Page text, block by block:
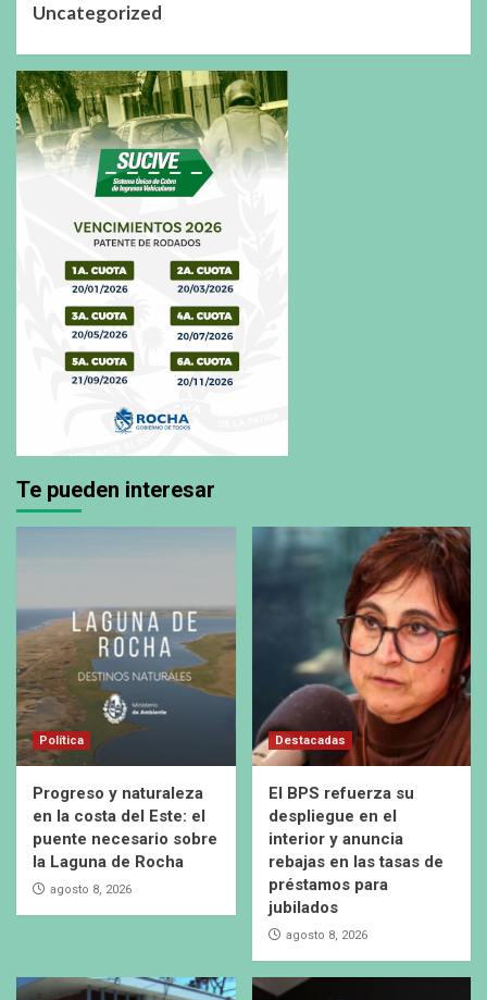
Uncategorized
Te pueden interesar
Política
Progreso y naturaleza
en la costa del Este: el
puente necesario sobre
la Laguna de Rocha
agosto 8, 2026
Destacadas
El BPS refuerza su
despliegue en el
interior y anuncia
rebajas en las tasas de
préstamos para
jubilados
agosto 8, 2026